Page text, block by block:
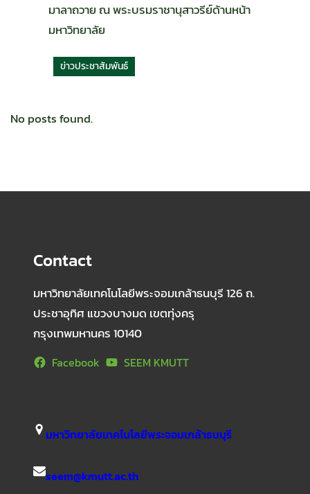
มาลาถวาย ณ พระบรมราชานุสาวรีย์ด้านหน้า
มหาวิทยาลัย
ข่าวประชาสัมพันธ์
No posts found.
Contact
มหาวิทยาลัยเทคโนโลยีพระจอมเกล้าธนบุรี 126 ถ.
ประชาอุทิศ แขวงบางมด เขตทุ่งครุ
กรุงเทพมหานคร 10140
Facebook SEEM KMUTT
มหาวิทยาลัยเทคโนโลยีพระจอมเกล้าธนบุรี
seem@kmutt.ac.th